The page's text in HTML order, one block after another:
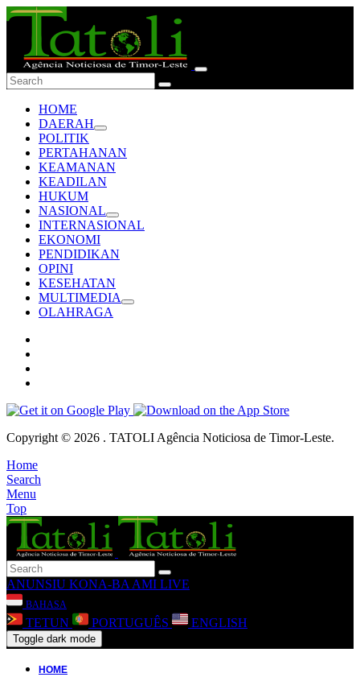
HOME
DAERAH
POLITIK
PERTAHANAN
KEAMANAN
KEADILAN
HUKUM
NASIONAL
INTERNASIONAL
EKONOMI
PENDIDIKAN
OPINI
KESEHATAN
MULTIMEDIA
OLAHRAGA
Copyright © 2026 . TATOLI Agência Noticiosa de Timor-Leste.
Home
Search
Menu
Top
ANUNSIU KONA-BA AMI LIVE
BAHASA
TETUN PORTUGUÊS ENGLISH
Toggle dark mode
HOME